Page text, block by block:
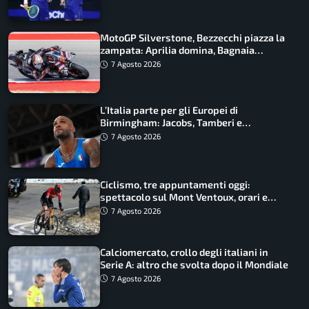
MotoGP Silverstone, Bezzecchi piazza la
zampata: Aprilia domina, Bagnaia
costretto al Q1
7 Agosto 2026
L’Italia parte per gli Europei di
Birmingham: Jacobs, Tamberi e
Battocletti guidano una spedizione
7 Agosto 2026
Ciclismo, tre appuntamenti oggi:
spettacolo sul Mont Ventoux, orari e
come vederli
7 Agosto 2026
Calciomercato, crollo degli italiani in
Serie A: altro che svolta dopo il Mondiale
7 Agosto 2026